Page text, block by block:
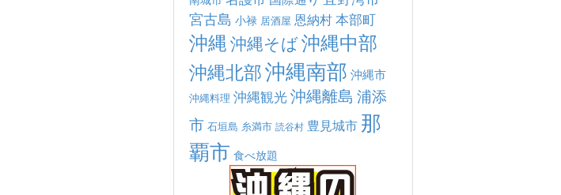
宮古島 小禄 居酒屋 恩納村本部町
沖縄沖縄そば沖縄中部
沖縄北部沖縄南部 沖縄市
沖縄料理 沖縄観光沖縄離島 浦添
市 石垣島 糸満市 読谷村 豊見城市 那
覇市 食べ放題